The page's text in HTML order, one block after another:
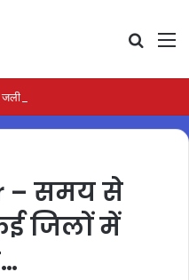
कार से मिला युवक का शव
– समय से
जिलों में